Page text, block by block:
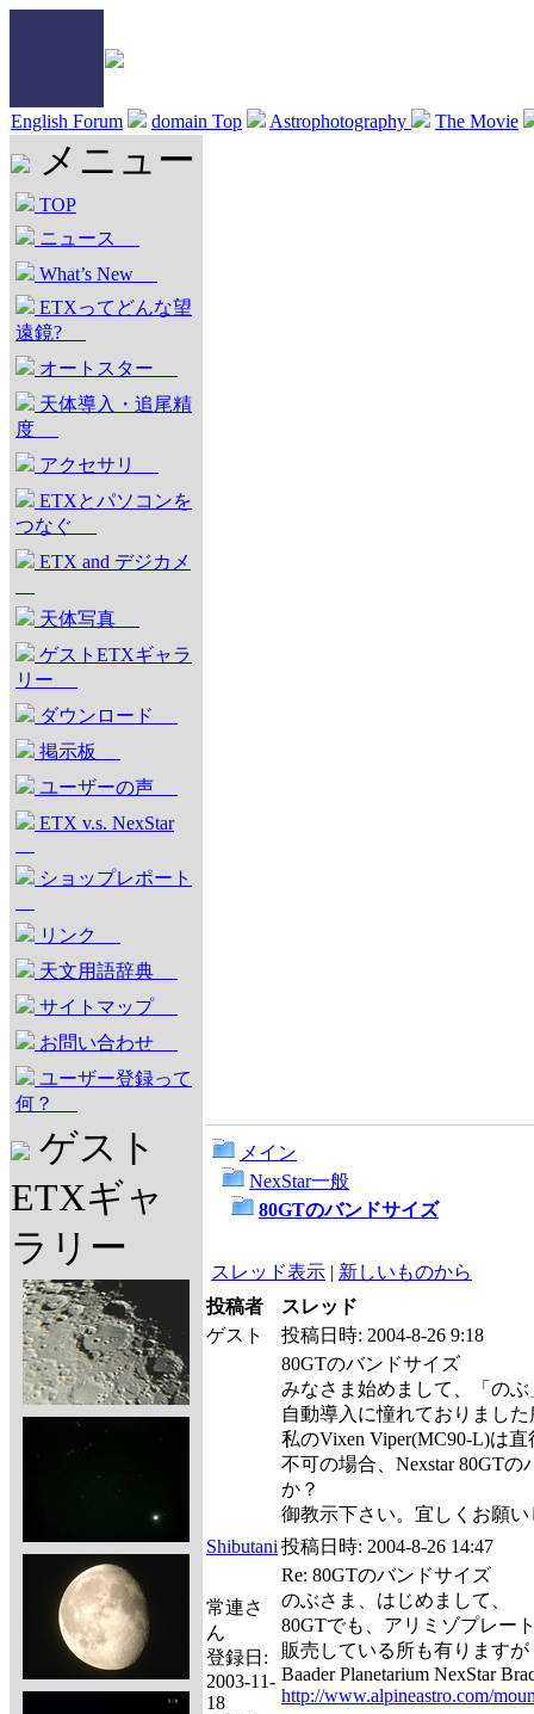
English Forum domain Top Astrophotography The Movie
メニュー
TOP
ニュース
What’s New
ETXってどんな望
遠鏡?
オートスター
天体導入・追尾精
度
アクセサリ
ETXとパソコンを
つなぐ
ETX and デジカメ
天体写真
ゲストETXギャラ
リー
ダウンロード
掲示板
ユーザーの声
ETX v.s. NexStar
ショップレポート
リンク
天文用語辞典
サイトマップ
お問い合わせ
ユーザー登録って
何？
ゲスト
ETXギャ
ラリー
メイン
NexStar一般
80GTのバンドサイズ
スレッド表示 | 新しいものから
投稿者
スレッド
ゲスト
投稿日時: 2004-8-26 9:18
80GTのバンドサイズ
みなさま始めまして、「の
自動導入に憧れておりまし
私のVixen Viper(MC90-L)は
不可の場合、Nexstar 80GT
か？
御教示下さい。宜しくお願い
Shibutani 投稿日時: 2004-8-26 14:47
常連さ
ん
登録日:
2003-11-
18
Re: 80GTのバンドサイズ
のぶさま、はじめまして、
80GTでも、アリミゾプレー
販売している所も有りますが
Baader Planetarium NexStar
http://www.alpineastro.com/